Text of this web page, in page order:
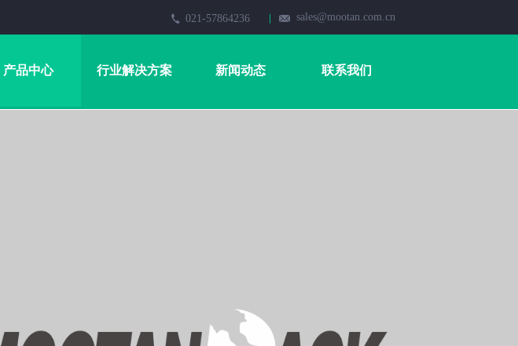
021-57864236 sales@mootan.com.cn
产品中心 行业解决方案 新闻动态 联系我们